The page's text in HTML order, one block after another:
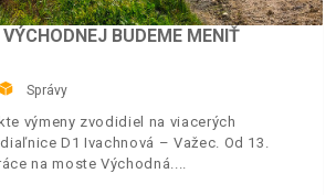
BUDEME MENIŤ
Správy
výmeny zvodidiel na viacerých
D1 Ivachnová – Važec. Od 13.
na moste Východná.